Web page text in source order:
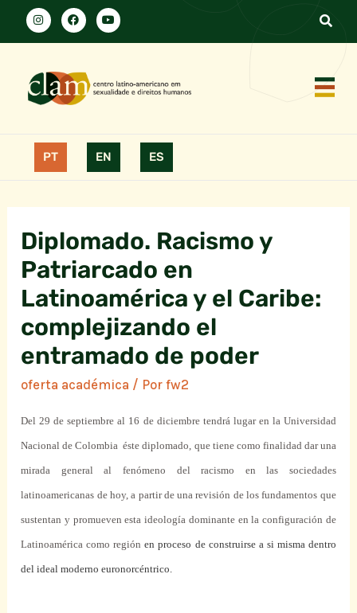
PT EN ES
Diplomado. Racismo y
Patriarcado en
Latinoamérica y el Caribe:
complejizando el
entramado de poder
oferta académica / Porfw2
Del 29 de septiembre al 16 de diciembre tendrá lugar en la Universidad
Nacional de Colombia éste diplomado, que tiene como finalidad dar una
mirada general al fenómeno del racismo en las sociedades
latinoamericanas de hoy, a partir de una revisión de los fundamentos que
sustentan y promueven esta ideología dominante en la configuración de
Latinoamérica como regiónen proceso de construirse a si misma dentro
del ideal moderno euronorcéntrico.